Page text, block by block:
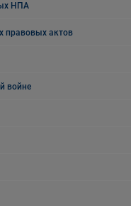
НПА
правовых актов
войне